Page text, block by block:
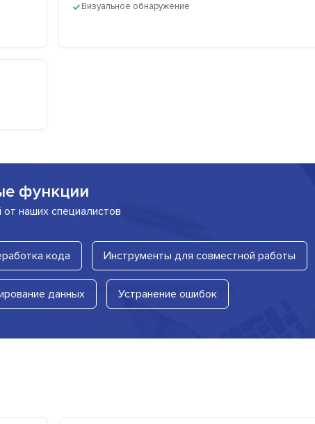
Визуальное обнаружение
функции
наших специалистов
кода Инструменты для совместной работы
данных Устранение ошибок